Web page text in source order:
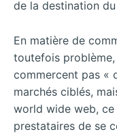
de la destination
En matière de
toutefois
commercent pas «
marchés ciblés,
world wide web,
prestataires de se